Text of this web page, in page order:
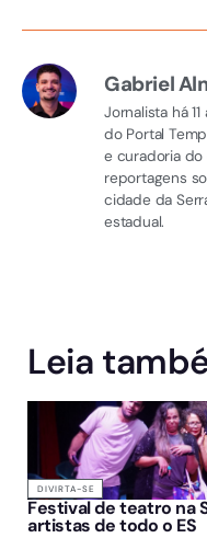
Gabriel
Jornalista há
do Portal
e curadoria do
reportagens
cidade da
estadual.
Leia
DIVIRTA-SE
Festival de teatro na
artistas de todo o ES